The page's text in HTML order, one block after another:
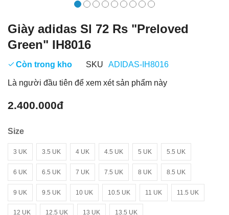
Giày adidas Sl 72 Rs "Preloved
Green" IH8016
Còn trong kho SKU ADIDAS-IH8016
Là người đầu tiên để xem xét sản phẩm này
2.400.000đ
Size
3 UK 3.5 UK 4 UK 4.5 UK 5 UK 5.5 UK
6 UK 6.5 UK 7 UK 7.5 UK 8 UK 8.5 UK
9 UK 9.5 UK 10 UK 10.5 UK 11 UK 11.5 UK
12 UK 12.5 UK 13 UK 13.5 UK